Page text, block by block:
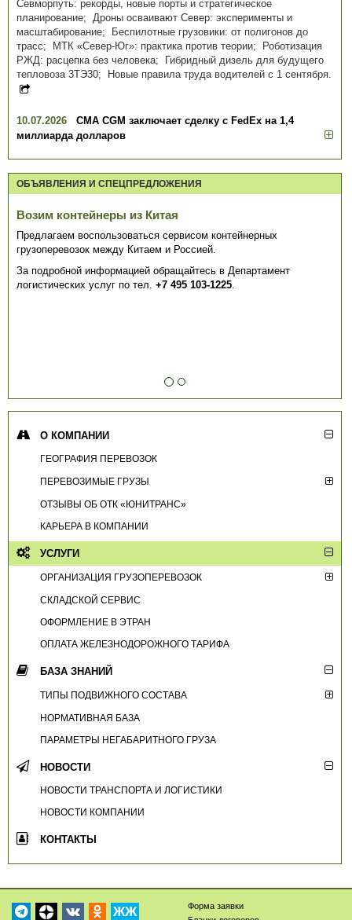
Севморпуть: рекорды, новые порты и стратегическое
планирование; Дроны осваивают Север: эксперименты и
масштабирование; Беспилотные грузовики: от полигонов до
трасс; МТК «Север-Юг»: практика против теории; Роботизация
РЖД: расцепка без человека; Гибридный дизель для будущего
тепловоза 3ТЭ30; Новые правила труда водителей с 1 сентября.
10.07.2026
CMA CGM заключает сделку с FedEx на 1,4
миллиарда долларов
ОБЪЯВЛЕНИЯ И СПЕЦПРЕДЛОЖЕНИЯ
Возим контейнеры из Китая
Предлагаем воспользоваться сервисом контейнерных
грузоперевозок между Китаем и Россией.
За подробной информацией обращайтесь в Департамент
логистических услуг по тел. +7 495 103-1225
О КОМПАНИИ
ГЕОГРАФИЯ ПЕРЕВОЗОК
ПЕРЕВОЗИМЫЕ ГРУЗЫ
ОТЗЫВЫ ОБ ОТК «ЮНИТРАНС»
КАРЬЕРА В КОМПАНИИ
УСЛУГИ
ОРГАНИЗАЦИЯ ГРУЗОПЕРЕВОЗОК
СКЛАДСКОЙ СЕРВИС
ОФОРМЛЕНИЕ В ЭТРАН
ОПЛАТА ЖЕЛЕЗНОДОРОЖНОГО ТАРИФА
БАЗА ЗНАНИЙ
ТИПЫ ПОДВИЖНОГО СОСТАВА
НОРМАТИВНАЯ БАЗА
ПАРАМЕТРЫ НЕГАБАРИТНОГО ГРУЗА
НОВОСТИ
НОВОСТИ ТРАНСПОРТА И ЛОГИСТИКИ
НОВОСТИ КОМПАНИИ
КОНТАКТЫ
ЖЖ
Форма заявки